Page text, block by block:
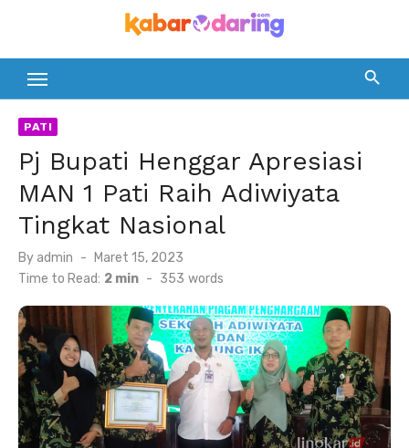
content
PATI
Pj Bupati Henggar Apresiasi
MAN 1 Pati Raih Adiwiyata
Tingkat Nasional
By admin
Posted
on
Maret 15, 2023
Time to Read: 2 min - 353 words